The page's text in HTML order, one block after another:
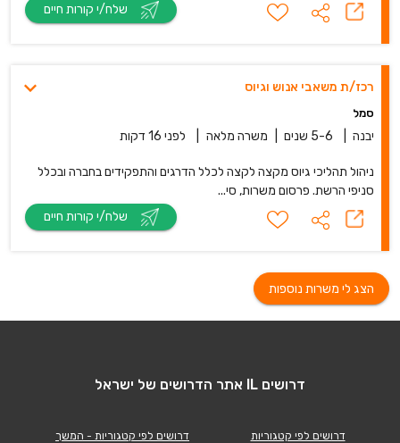
רכז/ת משאבי אנוש וגיוס
סמל
יבנה 5-6 שנים משרה מלאה לפני 16 דקות
ניהול תהליכי גיוס מקצה לקצה לכלל הדרגים והתפקידים בחברה ובכלל
סניפי הרשת. פרסום משרות, סי...
הצג לי משרות נוספות
דרושים IL אתר הדרושים של ישראל
דרושים לפי קטגוריות
דרושים לפי קטגוריות - המשך